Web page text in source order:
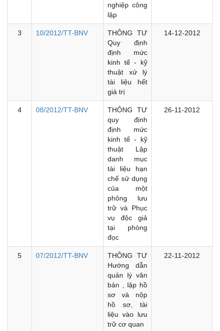
nghiệp công
lập
3 10/2012/TT-BNV
THÔNG TƯ
Quy định
định mức
kinh tế - kỹ
thuật xử lý
tài liệu hết
giá trị
14-12-2012
4 08/2012/TT-BNV
THÔNG TƯ
quy định
định mức
kinh tế - kỹ
thuật Lập
danh mục
tài liệu hạn
chế sử dụng
của một
phông lưu
trữ và Phục
vụ độc giả
tại phòng
đọc
26-11-2012
5 07/2012/TT-BNV
THÔNG TƯ
Hướng dẫn
quản lý văn
bản , lập hồ
sơ và nộp
hồ sơ, tài
liệu vào lưu
trữ cơ quan
22-11-2012